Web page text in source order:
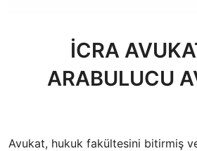
İCRA
ARABULUCU
Avukat, hukuk fakültesini bitirmiş ve